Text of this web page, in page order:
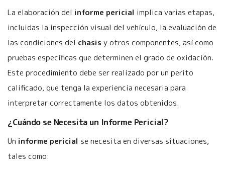
La elaboración del informe pericial implica varias etapas,
incluidas la inspección visual del vehículo, la evaluación de
las condiciones del chasis y otros componentes, así como
pruebas específicas que determinen el grado de oxidación.
Este procedimiento debe ser realizado por un perito
calificado, que tenga la experiencia necesaria para
interpretar correctamente los datos obtenidos.
¿Cuándo se Necesita un Informe Pericial?
Un informe pericial se necesita en diversas situaciones,
tales como: